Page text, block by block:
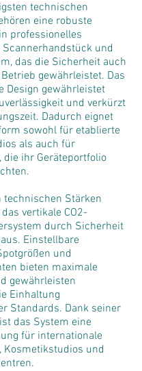
technischen
eine robuste
professionelles
und
das die Sicherheit auch
gewährleistet. Das
Design gewährleistet
und verkürzt
Dadurch eignet
sowohl für etablierte
als auch für
die ihr Geräteportfolio
technischen Stärken
vertikale CO2-
durch Sicherheit
Einstellbare
und
bieten maximale
gewährleisten
Einhaltung
Standards. Dank seiner
das System eine
für internationale
Kosmetikstudios und